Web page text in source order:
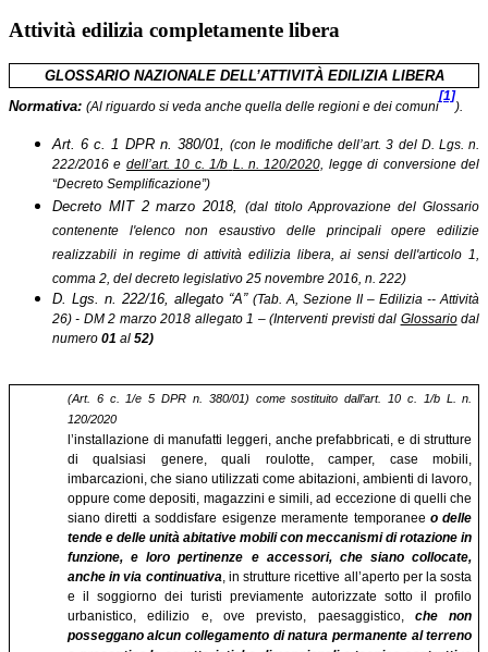
Attività edilizia completamente libera
GLOSSARIO NAZIONALE DELL’ATTIVITÀ EDILIZIA LIBERA
Normativa: (Al riguardo si veda anche quella delle regioni e dei comuni
[1]
).
Art. 6 c. 1 DPR n. 380/01, (con le modifiche dell’art. 3 del D. Lgs. n.
222/2016 e dell’art. 10 c. 1/b L. n. 120/2020, legge di conversione del
“Decreto Semplificazione”)
Decreto MIT 2 marzo 2018, (dal titolo Approvazione del Glossario
contenente l'elenco non esaustivo delle principali opere edilizie
realizzabili in regime di attività edilizia libera, ai sensi dell'articolo 1,
comma 2, del decreto legislativo 25 novembre 2016, n. 222)
D. Lgs. n. 222/16, allegato “A” (Tab. A, Sezione II – Edilizia -- Attività
26) - DM 2 marzo 2018 allegato 1 – (Interventi previsti dal Glossariodal
numero 01 al 52)
(Art. 6 c. 1/e 5 DPR n. 380/01) come sostituito dall’art. 10 c. 1/b L. n.
120/2020
l’installazione di manufatti leggeri, anche prefabbricati, e di strutture
di qualsiasi genere, quali roulotte, camper, case mobili,
imbarcazioni, che siano utilizzati come abitazioni, ambienti di lavoro,
oppure come depositi, magazzini e simili, ad eccezione di quelli che
siano diretti a soddisfare esigenze meramente temporanee o delle
tende e delle unità abitative mobili con meccanismi di rotazione in
funzione, e loro pertinenze e accessori, che siano collocate,
anche in via continuativa , in strutture ricettive all’aperto per la sosta
e il soggiorno dei turisti previamente autorizzate sotto il profilo
urbanistico, edilizio e, ove previsto, paesaggistico,che non
posseggano alcun collegamento di natura permanente al terreno